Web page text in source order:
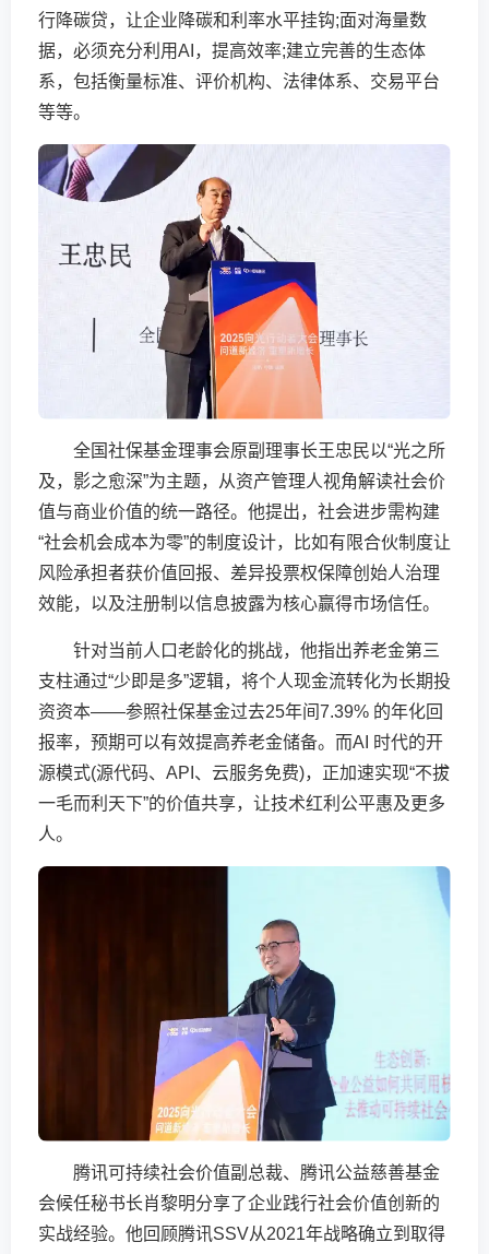
行降碳贷，让企业降碳和利率水平挂钩;面对海量数
据，必须充分利用AI，提高效率;建立完善的生态体
系，包括衡量标准、评价机构、法律体系、交易平台
等等。
全国社保基金理事会原副理事长王忠民以“光之所
及，影之愈深”为主题，从资产管理人视角解读社会价
值与商业价值的统一路径。他提出，社会进步需构建
“社会机会成本为零”的制度设计，比如有限合伙制度让
风险承担者获价值回报、差异投票权保障创始人治理
效能，以及注册制以信息披露为核心赢得市场信任。
针对当前人口老龄化的挑战，他指出养老金第三
支柱通过“少即是多”逻辑，将个人现金流转化为长期投
资资本——参照社保基金过去25年间7.39% 的年化回
报率，预期可以有效提高养老金储备。而AI 时代的开
源模式(源代码、API、云服务免费)，正加速实现“不拔
一毛而利天下”的价值共享，让技术红利公平惠及更多
人。
腾讯可持续社会价值副总裁、腾讯公益慈善基金
会候任秘书长肖黎明分享了企业践行社会价值创新的
实战经验。他回顾腾讯SSV从2021年战略确立到取得